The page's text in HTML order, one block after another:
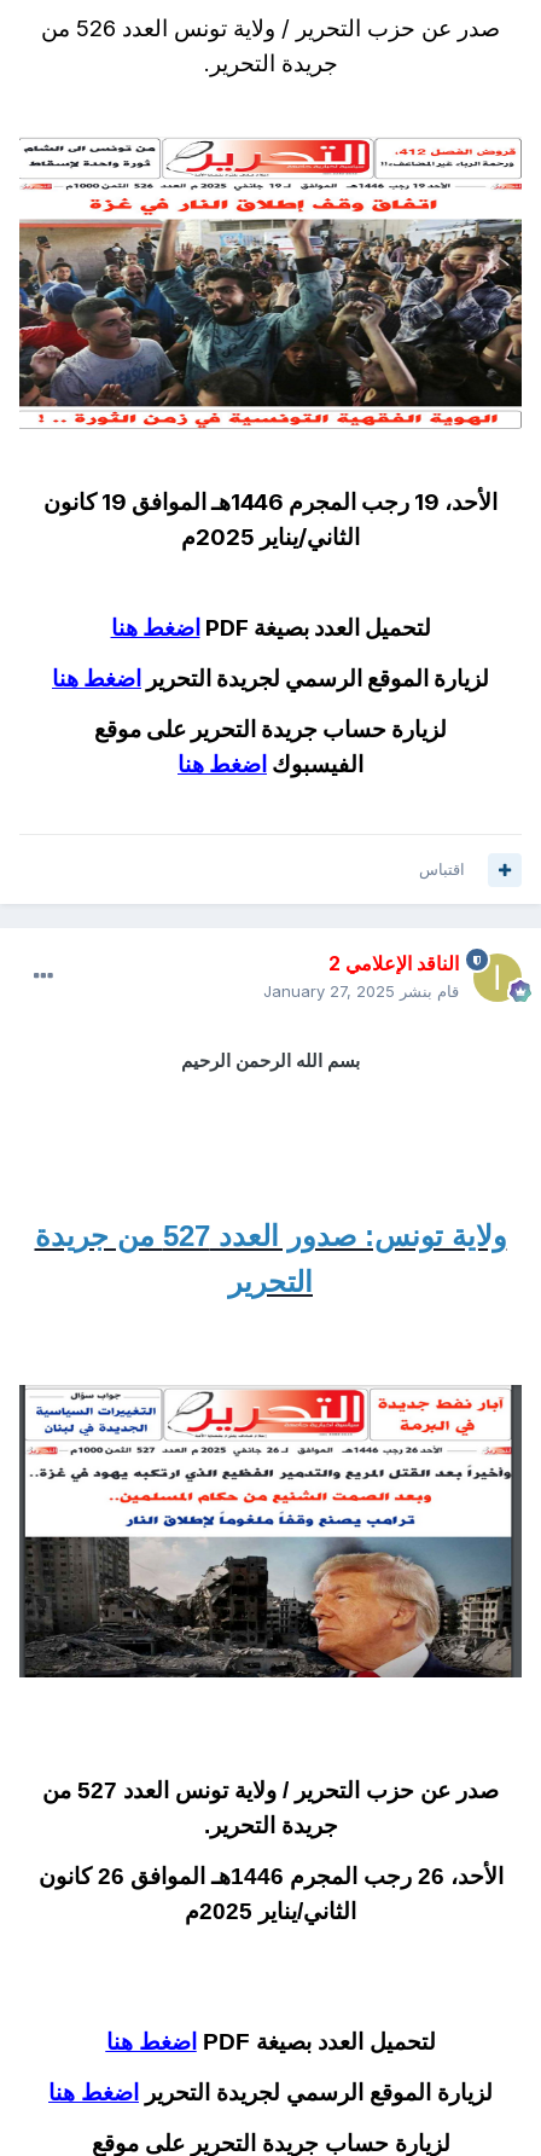
صدر عن حزب التحرير / ولاية تونس العدد 526 من
جريدة التحرير.
الأحد، 19 رجب المجرم 1446هـ الموافق 19 كانون
الثاني/يناير 2025م
لتحميل العدد بصيغة PDF
اضغط هنا
لزيارة الموقع الرسمي لجريدة التحرير
اضغط هنا
لزيارة حساب جريدة التحرير على موقع
الفيسبوك اضغط هنا
اقتباس
الناقد الإعلامي 2
قام بنشر January 27, 2025
بسم الله الرحمن الرحيم
ولاية تونس: صدور العدد 527 من جريدة
التحرير
صدر عن حزب التحرير / ولاية تونس العدد 527 من
جريدة التحرير.
الأحد، 26 رجب المجرم 1446هـ الموافق 26 كانون
الثاني/يناير 2025م
لتحميل العدد بصيغة PDF
اضغط هنا
لزيارة الموقع الرسمي لجريدة التحرير
اضغط هنا
لزيارة حساب جريدة التحرير على موقع